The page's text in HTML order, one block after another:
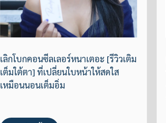
เลิกโบกคอนซีลเลอร์หนาเตอะ [รีวิวเติม
เต็มใต้ตา] ที่เปลี่ยนใบหน้าให้สดใส
เหมือนนอนเต็มอิ่ม